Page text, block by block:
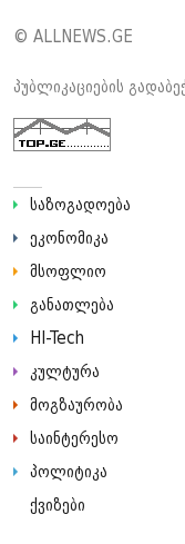
© ALLNEWS.GE
პუბლიკაციების
საზოგადოება
ეკონომიკა
მსოფლიო
განათლება
HI-Tech
კულტურა
მოგზაურობა
საინტერესო
პოლიტიკა
ქვიზები